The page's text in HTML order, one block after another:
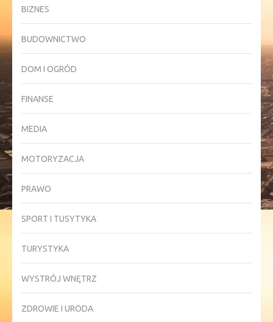
BIZNES
BUDOWNICTWO
DOM I OGRÓD
FINANSE
MEDIA
MOTORYZACJA
PRAWO
SPORT I TUSYTYKA
TURYSTYKA
WYSTRÓJ WNĘTRZ
ZDROWIE I URODA